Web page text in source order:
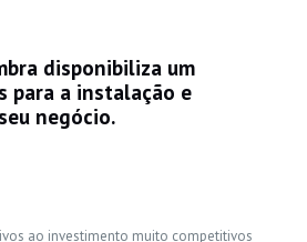
disponibiliza um
para a instalação e
negócio.
ao investimento muito competitivos